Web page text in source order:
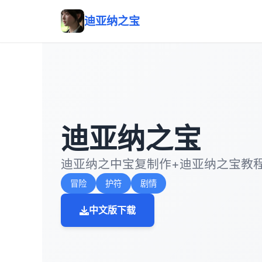
迪亚纳之宝
迪亚纳之宝
迪亚纳之中宝复制作+迪亚纳之宝教
冒险 护符 剧情
中文版下载